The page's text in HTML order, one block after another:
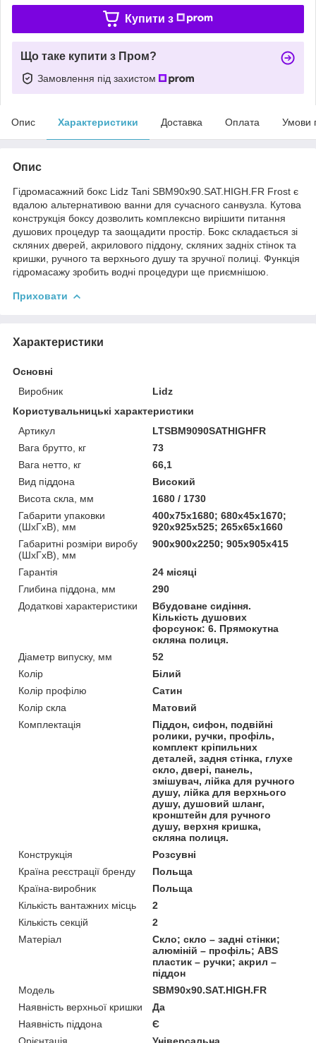
Купити з
Що таке купити з Пром?
Замовлення під захистом
Опис Характеристики Доставка Оплата Умови
Опис
Гідромасажний бокс Lidz Tani SBM90x90.SAT.HIGH.FR Frost є
вдалою альтернативою ванни для сучасного санвузла. Кутова
конструкція боксу дозволить комплексно вирішити питання
душових процедур та заощадити простір. Бокс складається зі
скляних дверей, акрилового піддону, скляних задніх стінок та
кришки, ручного та верхнього душу та зручної полиці. Функція
гідромасажу зробить водні процедури ще приємнішою.
Приховати
Характеристики
Основні
Виробник
Lidz
Користувальницькі характеристики
Артикул
LTSBM9090SATHIGHFR
Вага брутто, кг
73
Вага нетто, кг
66,1
Вид піддона
Високий
Висота скла, мм
1680 / 1730
Габарити упаковки
(ШхГхВ), мм
400х75х1680; 680х45х1670;
920х925х525; 265х65х1660
Габаритні розміри виробу
(ШхГхВ), мм
900х900х2250; 905х905х415
Гарантія
24 місяці
Глибина піддона, мм
290
Додаткові характеристики
Вбудоване сидіння.
Кількість душових
форсунок: 6. Прямокутна
скляна полиця.
Діаметр випуску, мм
52
Колір
Білий
Колір профілю
Сатин
Колір скла
Матовий
Комплектація
Піддон, сифон, подвійні
ролики, ручки, профіль,
комплект кріпильних
деталей, задня стінка, глухе
скло, двері, панель,
змішувач, лійка для ручного
душу, лійка для верхнього
душу, душовий шланг,
кронштейн для ручного
душу, верхня кришка,
скляна полиця.
Конструкція
Розсувні
Країна реєстрації бренду
Польща
Країна-виробник
Польща
Кількість вантажних місць
2
Кількість секцій
2
Матеріал
Скло; скло – задні стінки;
алюміній – профіль; ABS
пластик – ручки; акрил –
піддон
Мoдель
SBM90x90.SAT.HIGH.FR
Наявність верхньої кришки
Да
Наявність піддона
Є
Орієнтація
Універсальна